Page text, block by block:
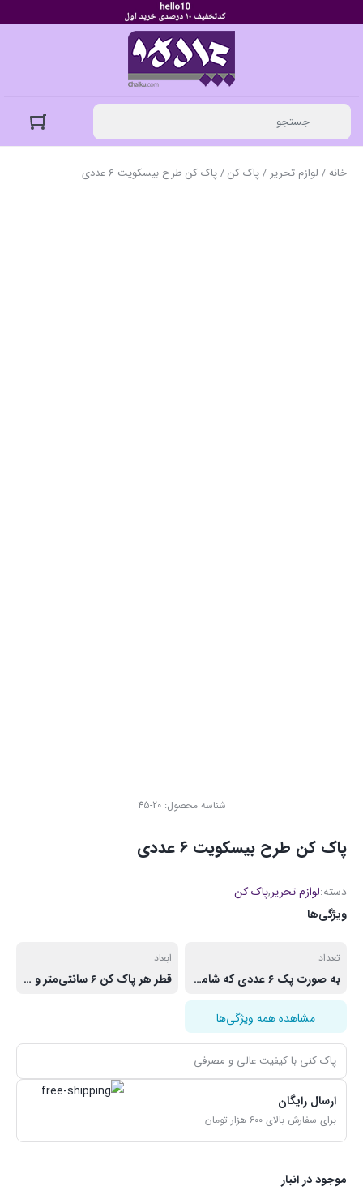
خانه/ لوازم تحریر /پاک کن/ پاک کن طرح بیسکویت 6 عددی
شناسه محصول:20-45
پاک کن طرح بیسکویت 6 عددی
دسته:لوازم تحریر,پاک کن
ویژگی‌ها
تعداد
به صورت پک ۶ عددی که شامل دو رنگ ساده و شکلاتی است.
ابعاد
قطر هر پاک کن ۶ سانتی‌متر و اندازه جعبه کلی پاک کن ۹ در ۵ در ۲.۵ سانتی‌متر است.
مشاهده همه ویژگی‌ها
پاک کنی با کیفیت عالی و مصرفی
ارسال رایگان
برای سفارش بالای ۶۰۰ هزار تومان
موجود در انبار